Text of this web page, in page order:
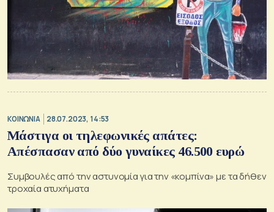
ΚΟΙΝΩΝΙΑ 28.07.2023, 14:53
Μάστιγα οι τηλεφωνικές απάτες:
Απέσπασαν από δύο γυναίκες 46.500 ευρώ
Συμβουλές από την αστυνομία για την «κομπίνα» με τα δήθεν
τροχαία ατυχήματα